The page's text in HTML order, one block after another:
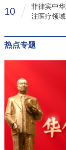
10
菲律宾中
注医疗领域
热点专题